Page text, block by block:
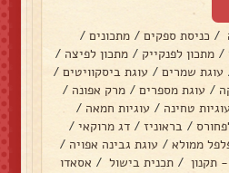
/ כניסת ספקים / מתכונים /
/ מתכון לפנקייק / מתכון לפיצה /
עוגת שמרים / עוגת ביסקוויטים /
/ עוגת מספרים / מרק אפונה /
טחינה / עוגיות חמאה /
/ בראוניז / דג מרוקאי /
ממולא / עוגת גבינה אפויה /
תקנון / תכנית בישול / אסאדו